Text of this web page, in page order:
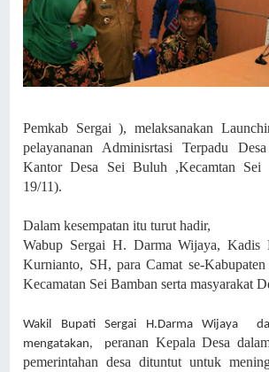
Pemkab Sergai ), melaksanakan
pelayananan Adminisrtasi Terpadu
Kantor Desa Sei Buluh ,Kecamtan Sei
19/11).
Dalam kesempatan itu turut hadir,
Wabup Sergai H. Darma Wijaya,Kadis
Kurnianto, SH, para Camat se-
Kecamatan Sei Bamban serta masyarakat
Wakil Bupati Sergai H.Darma Wijaya
mengatakan, peranan Kepala Desa
pemerintahan desa dituntut untuk